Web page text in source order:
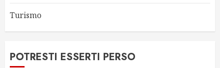
Turismo
POTRESTI ESSERTI PERSO